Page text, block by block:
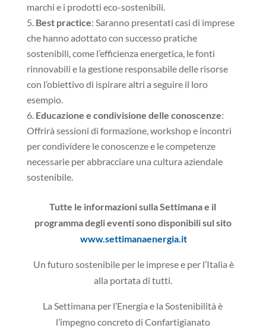
marchi e i prodotti eco-sostenibili.
Best practice: Saranno presentati casi di imprese
che hanno adottato con successo pratiche
sostenibili, come l’efficienza energetica, le fonti
rinnovabili e la gestione responsabile delle risorse
con l’obiettivo di ispirare altri a seguire il loro
esempio.
Educazione e condivisione delle conoscenze:
Offrirà sessioni di formazione, workshop e incontri
per condividere le conoscenze e le competenze
necessarie per abbracciare una cultura aziendale
sostenibile.
Tutte le informazioni sulla Settimana e il
programma degli eventi sono disponibili sul sito
www.settimanaenergia.it
Un futuro sostenibile per le imprese e per l’Italia è
alla portata di tutti.
La Settimana per l’Energia e la Sostenibilità è
l’impegno concreto di Confartigianato